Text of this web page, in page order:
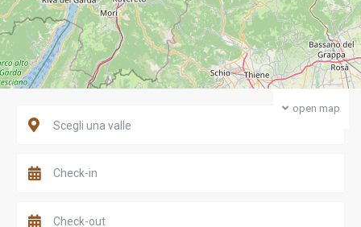
open map
Scegli una valle